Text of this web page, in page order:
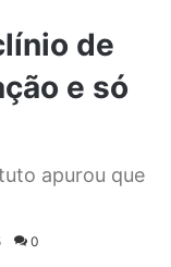
de
e só
apurou que
0